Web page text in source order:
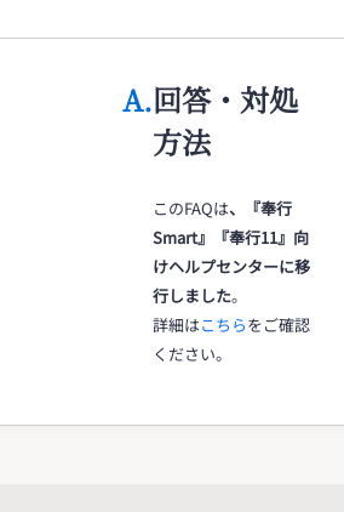
A.回答・対処
方法
このFAQは、『奉行
Smart』『奉行11』向
けヘルプセンターに移
行しました。
詳細はこちらをご確認
ください。